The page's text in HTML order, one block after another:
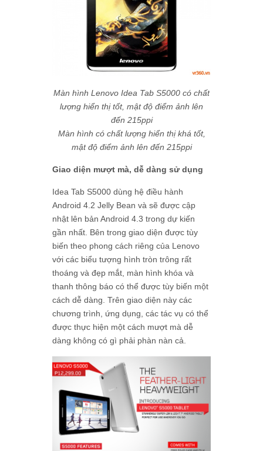
Màn hình Lenovo Idea Tab S5000 có chất
lượng hiển thị tốt, mật độ điểm ảnh lên
đến 215ppi
Màn hình có chất lượng hiển thị khá tốt,
mật độ điểm ảnh lên đến 215ppi
Giao diện mượt mà, dễ dàng sử dụng
Idea Tab S5000 dùng hệ điều hành
Android 4.2 Jelly Bean và sẽ được cập
nhật lên bản Android 4.3 trong dự kiến
gần nhất. Bên trong giao diện được tùy
biến theo phong cách riêng của Lenovo
với các biểu tượng hình tròn trông rất
thoáng và đẹp mắt, màn hình khóa và
thanh thông báo có thể được tùy biến một
cách dễ dàng. Trên giao diện này các
chương trình, ứng dụng, các tác vụ có thể
được thực hiện một cách mượt mà dễ
dàng không có gì phải phàn nàn cả.